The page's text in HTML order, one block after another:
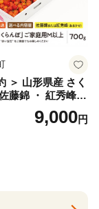
＞ 山形県産 さく
藤錦 ・ 紅秀峰
M以上 700g 【20
旬から7月上旬発
9,000円